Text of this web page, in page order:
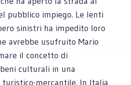
pubblico impiego. Le lenti
sinistri ha impedito loro
avrebbe usufruito Mario
il concetto di
culturali in una
mercantile. In Italia